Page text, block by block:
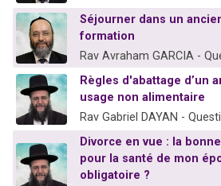
Séjourner dans un
formation
Rav Avraham GARCIA -
Règles d'abattage d’un
usage non alimentaire
Rav Gabriel DAYAN -
Divorce en vue : la
pour la santé de mon
obligatoire ?